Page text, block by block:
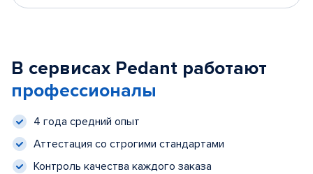
В сервисах Pedant работают
профессионалы
4 года средний опыт
Аттестация со строгими стандартами
Контроль качества каждого заказа